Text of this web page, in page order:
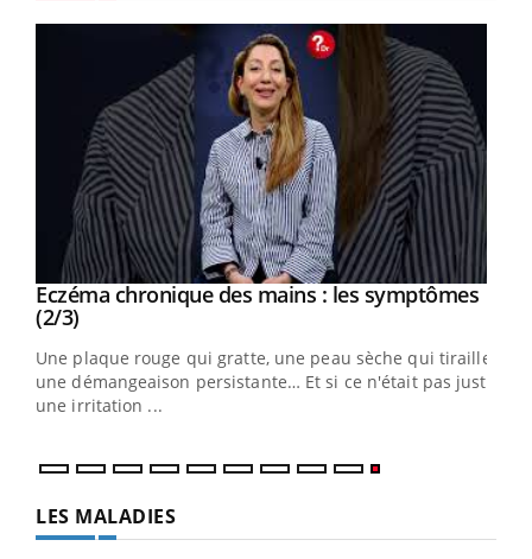
Youtube
Eczéma chronique des mains : les symptômes
(2/3)Youtube
Une plaque rouge qui gratte, une peau sèche qui tiraille,
une démangeaison persistante… Et si ce n'était pas juste
une irritation ...
LES MALADIES